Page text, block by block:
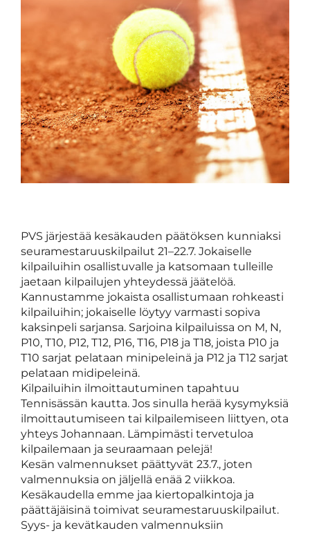
PVS järjestää kesäkauden päätöksen kunniaksi
seuramestaruuskilpailut 21–22.7. Jokaiselle
kilpailuihin osallistuvalle ja katsomaan tulleille
jaetaan kilpailujen yhteydessä jäätelöä.
Kannustamme jokaista osallistumaan rohkeasti
kilpailuihin; jokaiselle löytyy varmasti sopiva
kaksinpeli sarjansa. Sarjoina kilpailuissa on M, N,
P10, T10, P12, T12, P16, T16, P18 ja T18, joista P10 ja
T10 sarjat pelataan minipeleinä ja P12 ja T12 sarjat
pelataan midipeleinä.
Kilpailuihin ilmoittautuminen tapahtuu
Tennisässän kautta. Jos sinulla herää kysymyksiä
ilmoittautumiseen tai kilpailemiseen liittyen, ota
yhteys Johannaan. Lämpimästi tervetuloa
kilpailemaan ja seuraamaan pelejä!
Kesän valmennukset päättyvät 23.7., joten
valmennuksia on jäljellä enää 2 viikkoa.
Kesäkaudella emme jaa kiertopalkintoja ja
päättäjäisinä toimivat seuramestaruuskilpailut.
Syys- ja kevätkauden valmennuksiin